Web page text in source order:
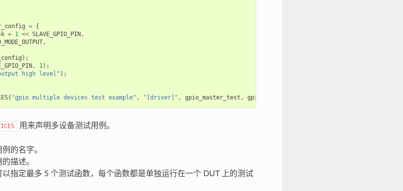
= {
= 1 << SLAVE_GPIO_PIN,
,
);
, 1);
high level" );
( "gpio multiple devices test example" , "[driver]" , gpio_master_test , gpio_slave_test
用来声明多设备测试用例。
的名字。
描述。
指定最多 5 个测试函数，每个函数都是单独运行在一个 DUT 上的测试